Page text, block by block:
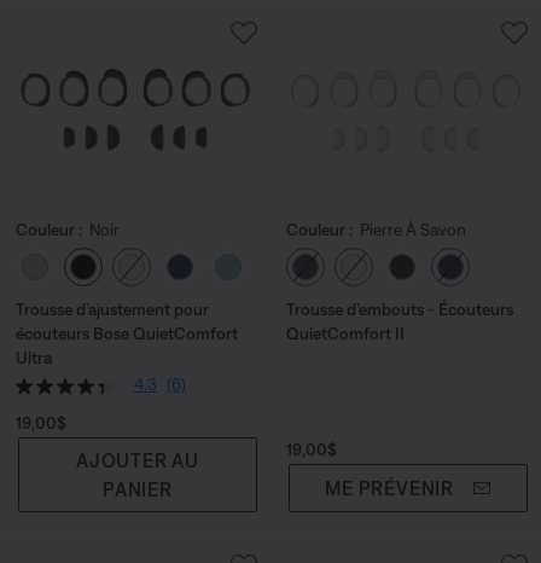
Couleur : Noir
Choisissez la couleur
Trousse d’ajustement pour
écouteurs Bose QuietComfort
Ultra
4.3
(6)
Prix :
19,00$
AJOUTER AU
PANIER
Couleur : Pierre À Savon
Choisissez la
Trousse d’embouts - Écouteurs
QuietComfort II
Prix :
19,00$
ME PRÉVENIR